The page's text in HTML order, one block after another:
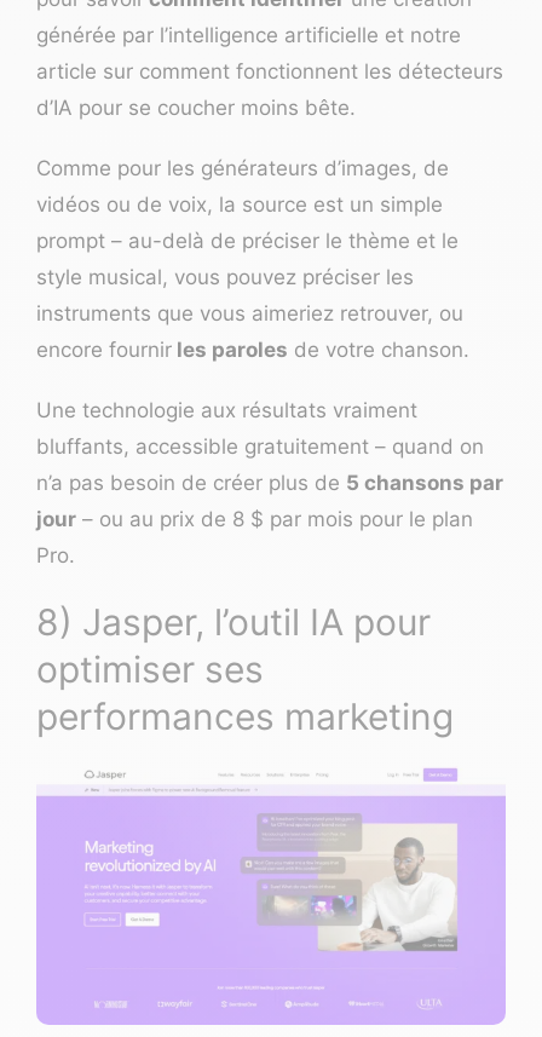
générée par l’intelligence artificielle et notre
article sur comment fonctionnent les détecteurs
d’IA pour se coucher moins bête.
Comme pour les générateurs d’images, de
vidéos ou de voix, la source est un simple
prompt – au-delà de préciser le thème et le
style musical, vous pouvez préciser les
instruments que vous aimeriez retrouver, ou
encore fournir les paroles de votre chanson.
Une technologie aux résultats vraiment
bluffants, accessible gratuitement – quand on
n’a pas besoin de créer plus de 5 chansons par
jour – ou au prix de 8 $ par mois pour le plan
Pro.
8) Jasper, l’outil IA pour
optimiser ses
performances marketing